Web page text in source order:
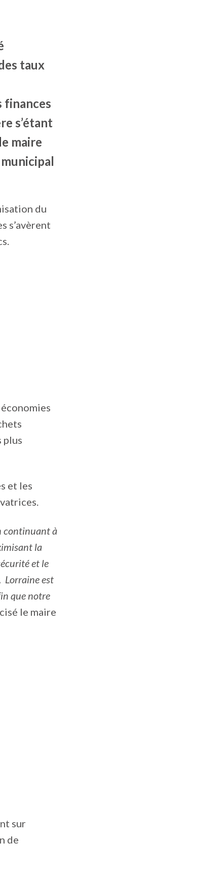
taux
finances
s’étant
maire
du
s’avèrent
plus
et les
continuant à
la
et le
Lorraine est
que notre
le maire
sur
de